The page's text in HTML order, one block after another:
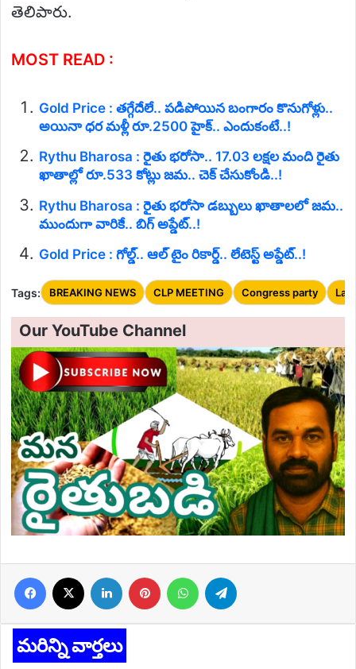
తెలిపారు.
MOST READ :
Gold Price : తగ్గేదేలే.. పడిపోయిన బంగారం కొనుగోళ్లు..
అయినా ధర మళ్లీ రూ.2500 హైక్.. ఎందుకంటే..!
Rythu Bharosa : రైతు భరోసా.. 17.03 లక్షల మంది రైతు
ఖాతాల్లో రూ.533 కోట్లు జమ.. చెక్ చేసుకోండి..!
Rythu Bharosa : రైతు భరోసా డబ్బులు ఖాతాలలో జమ..
ముందుగా వారికే.. బిగ్ అప్డేట్..!
Gold Price : గోల్డ్.. ఆల్ టైం రికార్డ్.. లేటెస్ట్ అప్డేట్..!
Tags: BREAKING NEWS CLP MEETING Congress party
Our YouTube Channel
Facebook LinkedIn Pinterest WhatsApp
మరిన్ని వార్తలు